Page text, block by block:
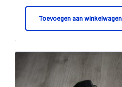
Toevoegen aan winkelwagen